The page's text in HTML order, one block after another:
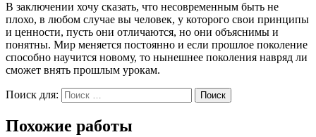
В заключении хочу сказать, что несовременным быть не
плохо, в любом случае вы человек, у которого свои принципы
и ценности, пусть они отличаются, но они объяснимы и
понятны. Мир меняется постоянно и если прошлое поколение
способно научится новому, то нынешнее поколения навряд ли
сможет внять прошлым урокам.
Поиск для: Поиск
Похожие работы